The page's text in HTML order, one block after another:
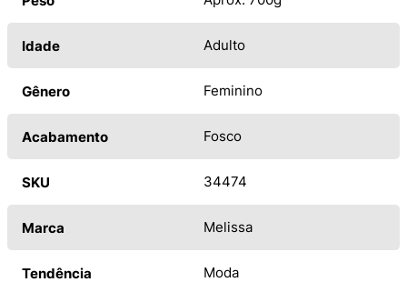
Idade Adulto
Gênero Feminino
Acabamento Fosco
SKU 34474
Marca Melissa
Tendência Moda